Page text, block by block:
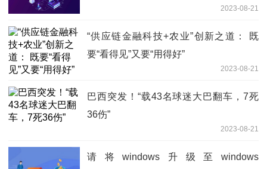
2023-08-21
“供应链金融科技+农业”创新之道： 既
要“看得见”又要“用得好”
2023-08-21
巴西突发！“载43名球迷大巴翻车，7死
36伤”
2023-08-21
请将windows升级至windows